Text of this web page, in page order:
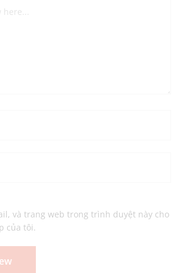
và trang web trong trình duyệt này cho
của tôi.